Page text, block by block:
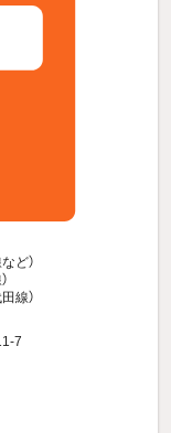
など）
線）
7